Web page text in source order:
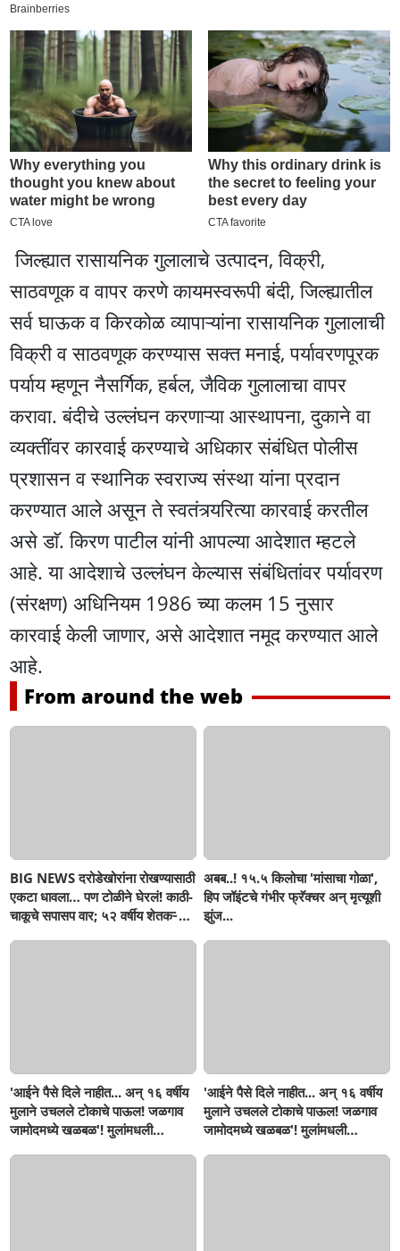
जिल्ह्यात रासायनिक गुलालाचे उत्पादन, विक्री,
साठवणूक व वापर करणे कायमस्वरूपी बंदी, जिल्ह्यातील
सर्व घाऊक व किरकोळ व्यापाऱ्यांना रासायनिक गुलालाची
विक्री व साठवणूक करण्यास सक्त मनाई, पर्यावरणपूरक
पर्याय म्हणून नैसर्गिक, हर्बल, जैविक गुलालाचा वापर
करावा. बंदीचे उल्लंघन करणाऱ्या आस्थापना, दुकाने वा
व्यक्तींवर कारवाई करण्याचे अधिकार संबंधित पोलीस
प्रशासन व स्थानिक स्वराज्य संस्था यांना प्रदान
करण्यात आले असून ते स्वतंत्र्यरित्या कारवाई करतील
असे डाॅ. किरण पाटील यांनी आपल्या आदेशात म्हटले
आहे. या आदेशाचे उल्लंघन केल्यास संबंधितांवर पर्यावरण
(संरक्षण) अधिनियम 1986 च्या कलम 15 नुसार
कारवाई केली जाणार, असे आदेशात नमूद करण्यात आले
आहे.
From around the web
BIG NEWS दरोडेखोरांना रोखण्यासाठी
एकटा धावला… पण टोळीने घेरलं! काठी-
चाकूचे सपासप वार; ५२ वर्षीय शेतकऱ्याचा
अबब..! १५.५ किलोचा 'मांसाचा गोळा',
हिप जॉइंटचे गंभीर फ्रॅक्चर अन् मृत्यूशी
झुंज...
'आईने पैसे दिले नाहीत... अन् १६ वर्षीय
मुलाने उचलले टोकाचे पाऊल! जळगाव
जामोदमध्ये खळबळ'! मुलांमधली
'आईने पैसे दिले नाहीत... अन् १६ वर्षीय
मुलाने उचलले टोकाचे पाऊल! जळगाव
जामोदमध्ये खळबळ'! मुलांमधली